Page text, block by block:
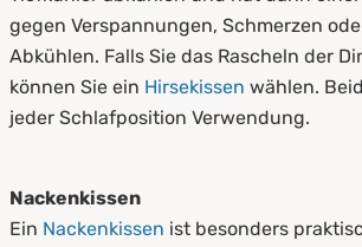
gegen Verspannungen, Schmerzen
Abkühlen. Falls Sie das Rascheln der
können Sie ein Hirsekissen wählen.
jeder Schlafposition Verwendung.
Nackenkissen
Ein Nackenkissen ist besonders